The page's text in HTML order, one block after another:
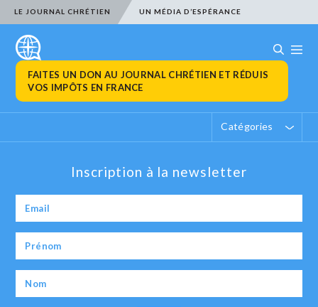
LE JOURNAL CHRÉTIEN UN MÉDIA D’ESPÉRANCE
FAITES UN DON AU JOURNAL CHRÉTIEN ET RÉDUIS
VOS IMPÔTS EN FRANCE
Catégories
Inscription à la newsletter